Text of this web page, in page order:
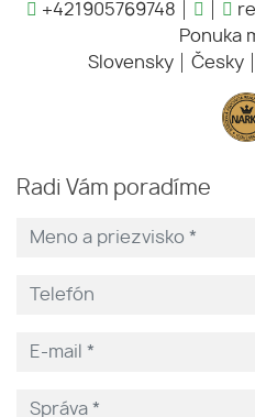
+421905769748
Ponuka
Slovensky
Česky
Radi Vám poradíme